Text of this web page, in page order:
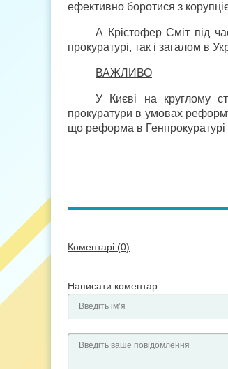
ефективно боротися з
А Крістофер Сміт під
прокуратурі, так і загалом в
ВАЖЛИВО
У Києві на круглому
прокуратури в умовах
що реформа в Генпрокуратурі
Коментарі (0)
Написати коментар